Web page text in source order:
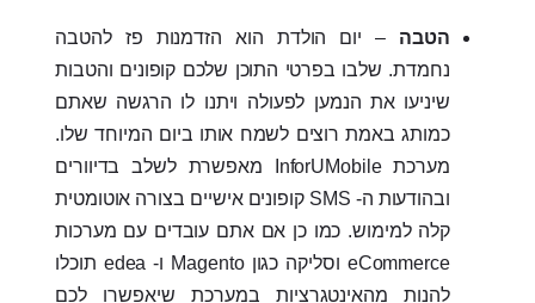
הטבה – יום הולדת הוא הזדמנות פז להטבה
נחמדת. שלבו בפרטי התוכן שלכם קופונים והטבות
שיניעו את הנמען לפעולה ויתנו לו הרגשה שאתם
כמותג באמת רוצים לשמח אותו ביום המיוחד שלו.
מערכת InforUMobile מאפשרת לשלב בדיוורים
ובהודעות ה- SMS קופונים אישיים בצורה אוטומטית
קלה למימוש. כמו כן אם אתם עובדים עם מערכות
eCommerce וסליקה כגון Magento ו- edea תוכלו
להנות מהאינטגרציות במערכת שיאפשרו לכם